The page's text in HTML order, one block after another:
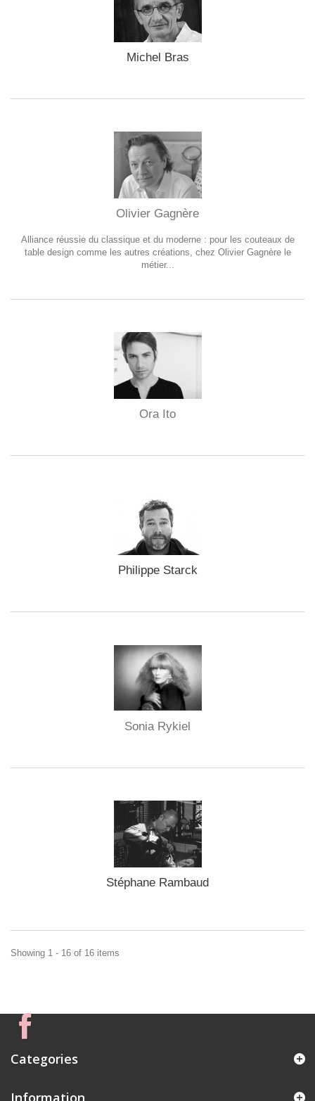
Michel Bras
Olivier Gagnère
Alliance réussie du classique et du moderne : pour les couteaux de
table design comme les autres créations, chez Olivier Gagnère le
métier...
Ora Ito
Philippe Starck
Sonia Rykiel
Stéphane Rambaud
Showing 1 - 16 of 16 items
Categories
Information